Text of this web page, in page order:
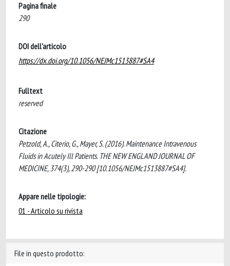
Pagina finale
290
DOI dell'articolo
https://dx.doi.org/10.1056/NEJMc1513887#SA4
Fulltext
reserved
Citazione
Petzold, A., Citerio, G., Mayer, S. (2016). Maintenance Intravenous
Fluids in Acutely Ill Patients. THE NEW ENGLAND JOURNAL OF
MEDICINE, 374(3), 290-290 [10.1056/NEJMc1513887#SA4].
Appare nelle tipologie:
01 - Articolo su rivista
File in questo prodotto: